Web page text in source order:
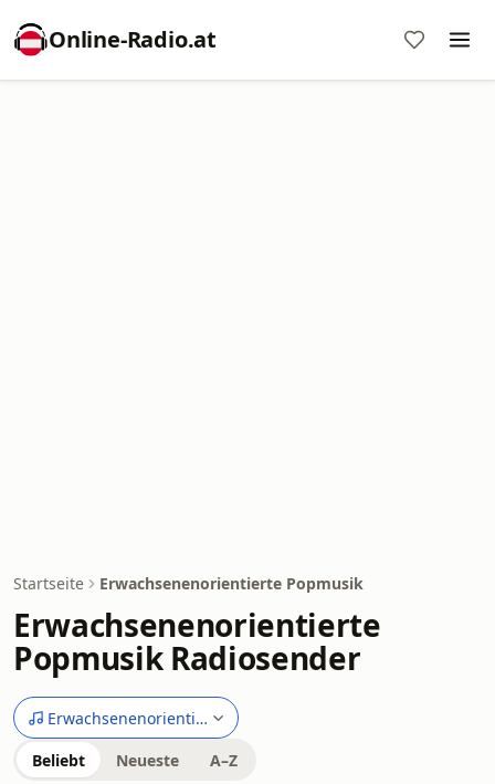
Online‑Radio.at
Startseite Erwachsenenorientierte Popmusik
Erwachsenenorientierte
Popmusik Radiosender
Erwachsenenorientierte Popmusik
Beliebt Neueste A–Z